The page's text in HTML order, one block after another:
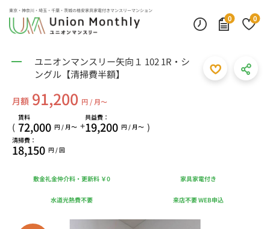
東京・神奈川・埼玉・千葉・茨城の格安家具家電付きマンスリーマンション
0
0
ユニオンマンスリー矢向１ 102 1R・シ
ングル【清掃費半額】
月額 91,200 円 / 月〜
(
賃料
72,000 円 / 月〜 +
共益費：
19,200 円 / 月〜 )
清掃費：
18,150 円 / 回
敷金礼金仲介料・更新料 ￥0 家具家電付き
水道光熱費不要 来店不要 WEB申込